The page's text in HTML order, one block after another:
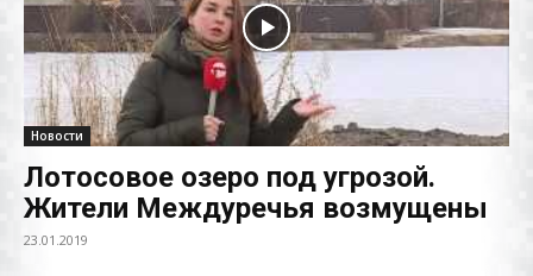
Новости
Лотосовое озеро под угрозой.
Жители Междуречья возмущены
23.01.2019